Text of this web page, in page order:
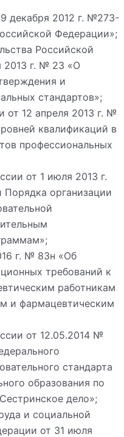
декабря 2012 г. №273-
Федерации»;
Российской
2013 г. № 23 «О
и
стандартов»;
от 12 апреля 2013 г. №
квалификаций в
профессиональных
от 1 июля 2013 г.
организации
г. № 83н «Об
требований к
работникам
и фармацевтическим
от 12.05.2014 №
стандарта
образования по
дело»;
и социальной
от 31 июля